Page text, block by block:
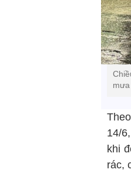
14/
khi
rác,